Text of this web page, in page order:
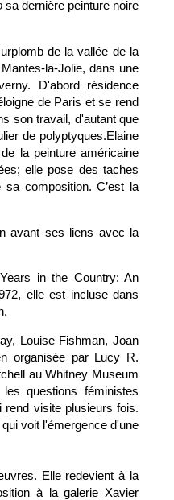
sa dernière peinture noire
de la vallée de la
la-Jolie, dans une
D'abord résidence
de Paris et se rend
son travail, d'autant que
de polyptyques.Elaine
la peinture américaine
elle pose des taches
composition. C’est la
avant ses liens avec la
in the Country: An
elle est incluse dans
Louise Fishman, Joan
organisée par Lucy R.
au Whitney Museum
questions féministes
visite plusieurs fois.
voit l'émergence d'une
Elle redevient à la
à la galerie Xavier